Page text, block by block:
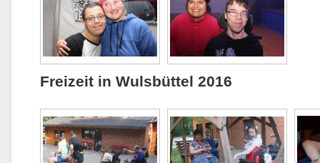
Freizeit in Wulsbüttel 2016